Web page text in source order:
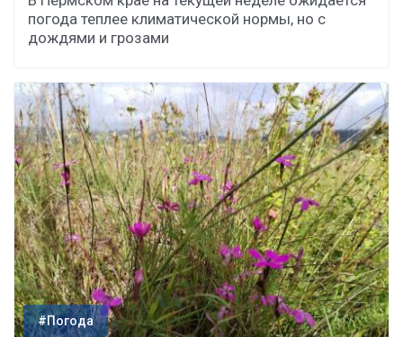
погода теплее климатической нормы, но с
дождями и грозами
#Погода